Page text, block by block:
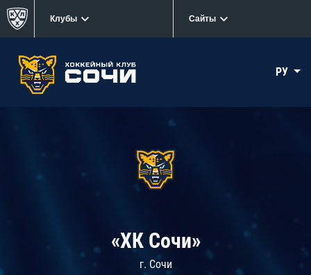
Клубы Сайты
РУ
«ХК Сочи»
г. Сочи